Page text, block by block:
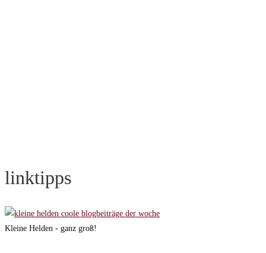
linktipps
Kleine Helden - ganz groß!